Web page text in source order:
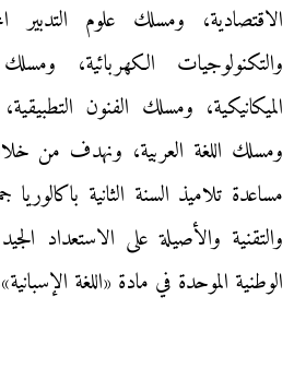
الاقتصادية، ومسلك علوم التدبير
والتكنولوجيات الكهربائية،
الميكانيكية، ومسلك الفنون
ومسلك اللغة العربية، ونهدف من خلال
مساعدة تلاميذ السنة الثانية
والتقنية والأصيلة على الاستعداد
الوطنية الموحدة في مادة «اللغة